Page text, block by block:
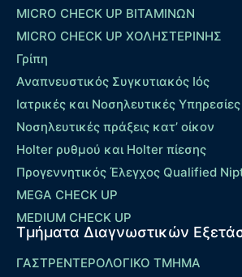
MICRO CHECK UP ΒΙΤΑΜΙΝΩΝ
MICRO CHECK UP ΧΟΛΗΣΤΕΡΙΝΗΣ
Γρίπη
Αναπνευστικός Συγκυτιακός Ιός
Ιατρικές και Νοσηλευτικές Υπηρεσίες
Νοσηλευτικές πράξεις κατ’ οίκον
Holter ρυθμού και Holter πίεσης
Προγεννητικός Έλεγχος Qualified
MEGA CHECK UP
MEDIUM CHECK UP
Τμήματα Διαγνωστικών
ΓΑΣΤΡΕΝΤΕΡΟΛΟΓΙΚΟ ΤΜΗΜΑ